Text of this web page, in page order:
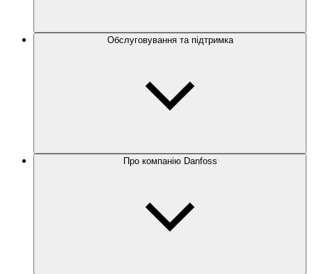
Обслуговування та підтримка
Про компанію Danfoss